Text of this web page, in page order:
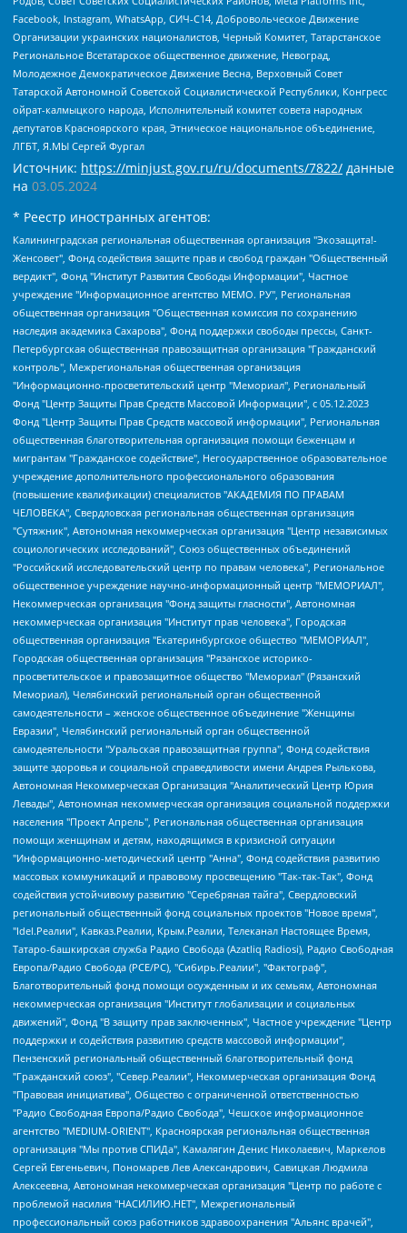
Facebook, Instagram, WhatsApp, СИЧ-С14, Добровольческое Движение
Организации украинских националистов, Черный Комитет, Татарстанское
Региональное Всетатарское общественное движение, Невоград,
Молодежное Демократическое Движение Весна, Верховный Совет
Татарской Автономной Советской Социалистической Республики, Конгресс
ойрат-калмыцкого народа, Исполнительный комитет совета народных
депутатов Красноярского края, Этническое национальное объединение,
ЛГБТ, Я.МЫ Сергей Фургал
Источник: https://minjust.gov.ru/ru/documents/7822/ данные
на 03.05.2024
* Реестр иностранных агентов:
Калининградская региональная общественная организация "Экозащита!-Женсовет", Фонд содействия защите прав и свобод граждан "Общественный вердикт", Фонд "Институт Развития Свободы Информации", Частное учреждение "Информационное агентство МЕМО. РУ", Региональная общественная организация "Общественная комиссия по сохранению наследия академика Сахарова", Фонд поддержки свободы прессы, Санкт-Петербургская общественная правозащитная организация "Гражданский контроль", Межрегиональная общественная организация "Информационно-просветительский центр "Мемориал", Региональный Фонд "Центр Защиты Прав Средств Массовой Информации", с 05.12.2023 Фонд "Центр Защиты Прав Средств массовой информации", Региональная общественная благотворительная организация помощи беженцам и мигрантам "Гражданское содействие", Негосударственное образовательное учреждение дополнительного профессионального образования (повышение квалификации) специалистов "АКАДЕМИЯ ПО ПРАВАМ ЧЕЛОВЕКА", Свердловская региональная общественная организация "Сутяжник", Автономная некоммерческая организация "Центр независимых социологических исследований", Союз общественных объединений "Российский исследовательский центр по правам человека", Региональное общественное учреждение научно-информационный центр "МЕМОРИАЛ", Некоммерческая организация "Фонд защиты гласности", Автономная некоммерческая организация "Институт прав человека", Городская общественная организация "Екатеринбургское общество "МЕМОРИАЛ", Городская общественная организация "Рязанское историко-просветительское и правозащитное общество "Мемориал" (Рязанский Мемориал), Челябинский региональный орган общественной самодеятельности – женское общественное объединение "Женщины Евразии", Челябинский региональный орган общественной самодеятельности "Уральская правозащитная группа", Фонд содействия защите здоровья и социальной справедливости имени Андрея Рылькова, Автономная Некоммерческая Организация "Аналитический Центр Юрия Левады", Автономная некоммерческая организация социальной поддержки населения "Проект Апрель", Региональная общественная организация помощи женщинам и детям, находящимся в кризисной ситуации "Информационно-методический центр "Анна", Фонд содействия развитию массовых коммуникаций и правовому просвещению "Так-так-Так", Фонд содействия устойчивому развитию "Серебряная тайга", Свердловский региональный общественный фонд социальных проектов "Новое время", "Idel.Реалии", Кавказ.Реалии, Крым.Реалии, Телеканал Настоящее Время, Татаро-башкирская служба Радио Свобода (Azatliq Radiosi), Радио Свободная Европа/Радио Свобода (PCE/PC), "Сибирь.Реалии", "Фактограф", Благотворительный фонд помощи осужденным и их семьям, Автономная некоммерческая организация "Институт глобализации и социальных движений", Фонд "В защиту прав заключенных", Частное учреждение "Центр поддержки и содействия развитию средств массовой информации", Пензенский региональный общественный благотворительный фонд "Гражданский союз", "Север.Реалии", Некоммерческая организация Фонд "Правовая инициатива", Общество с ограниченной ответственностью "Радио Свободная Европа/Радио Свобода", Чешское информационное агентство "MEDIUM-ORIENT", Красноярская региональная общественная организация "Мы против СПИДа", Камалягин Денис Николаевич, Маркелов Сергей Евгеньевич, Пономарев Лев Александрович, Савицкая Людмила Алексеевна, Автономная некоммерческая организация "Центр по работе с проблемой насилия "НАСИЛИЮ.НЕТ", Межрегиональный профессиональный союз работников здравоохранения "Альянс врачей", Юридическое лицо, зарегистрированное в Латвийской Республике, SIA "Medusa Project" (регистрационный номер 40103797863, дата регистрации 10.06.2014), Некоммерческая организация "Фонд по борьбе с коррупцией", Автономная некоммерческая организация "Институт права и публичной политики", Баданин Роман Сергеевич, Гликин Максим Александрович, Железнова Мария Михайловна, Лукьянова Юлия Сергеевна, Маетная Елизавета Витальевна, Маняхин Петр Борисович, Чуракова Ольга Владимировна, Ярош Юлия Петровна, Юридическое лицо "The Insider SIA", зарегистрированное в Риге, Латвийская Республика (дата регистрации 26.06.2015), являющееся администратором доменного имени интернет-издания "The Insider SIA", https://theins.ru, Постернак Алексей Евгеньевич, Рубин Михаил Аркадьевич, Анин Роман Александрович, Юридическое лицо Istories fonds, зарегистрированное в Латвийской Республике (регистрационный номер 50008295751, дата регистрации 24.02.2020), Великовский Дмитрий Александрович, Долинина Ирина Николаевна, Мароховская Алеся Алексеевна, Шлейнов Роман Юрьевич, Шмагун Олеся Валентиновна, Общество с ограниченной ответственностью "Альтаир 2021", Общество с ограниченной ответственностью "Вега 2021", Общество с ограниченной ответственностью "Главный редактор 2021", Общество с ограниченной ответственностью "Ромашки монолит", Важенков Артем Валерьевич, Ивановская областная общественная организация "Центр гендерных исследований", Гурман Юрий Альбертович, Медиапроект "ОВД-Инфо", Егоров Владимир Владимирович, Жилинский Владимир Александрович, Общество с ограниченной ответственностью "ЗП", Иванова София Юрьевна, Карезина Инна Павловна, Кильтау Екатерина Викторовна, Петров Алексей Викторович, Пискунов Сергей Евгеньевич, Смирнов Сергей Сергеевич, Тихонов Михаил Сергеевич, Общество с ограниченной ответственностью "ЖУРНАЛИСТ-ИНОСТРАННЫЙ АГЕНТ", Арапова Галина Юрьевна, Вольтская Татьяна Анатольевна, Американская компания "Mason G.E.S. Anonymous Foundation" (США), являющаяся владельцем интернет-издания https://mnews.world/, Компания "Stichting Bellingcat", зарегистрированная в Нидерландах (дата регистрации 11.07.2018), Захаров Андрей Вячеславович, Клепиковская Екатерина Дмитриевна, Общество с ограниченной ответственностью "МЕМО", Перл Роман Александрович, Симонов Евгений Алексеевич, Соловьева Елена Анатольевна, Сотников Даниил Владимирович, Сурначева Елизавета Дмитриевна, Автономная некоммерческая организация по защите прав человека и информированию населения "Якутия – Наше Мнение", Общество с ограниченной ответственностью "Москоу диджитал медиа", с 26.01.2023 Общество с ограниченной ответственностью "Чайка Белые сады", Ветошкина Валерия Валерьевна, Заговора Максим Александрович, Межрегиональное общественное движение "Российская ЛГБТ - сеть", Оленичев Максим Владимирович, Павлов Иван Юрьевич, Скворцова Елена Сергеевна, Общество с ограниченной ответственностью "Как бы инагент", Кочетков Игорь Викторович, Общество с ограниченной ответственностью "Честные выборы", Еланчик Олег Александрович, Общество с ограниченной ответственностью "Нобелевский призыв", Гималова Регина Эмилевна, Григорьев Андрей Валерьевич, Григорьева Алина Александровна, Ассоциация по содействию защите прав призывников, альтернативнослужащих и военнослужащих "Правозащитная группа "Гражданин.Армия.Право", Хисамова Регина Фаритовна, Автономная некоммерческая организация по реализации социально-правовых программ "Лилит", Дальневосточное общественное движение "Маяк", Санкт-Петербургская ЛГБТ-инициативная группа "Выход", Инициативная группа ЛГБТ+ "Реверс", Алексеев Андрей Викторович, Бекбулатова Таисия Львовна, Беляев Иван Михайлович, Владыкина Елена Сергеевна, Гельман Марат Александрович, Никульшина Вероника Юрьевна, Толоконникова Надежда Андреевна, Шендерович Виктор Анатольевич, Общество с ограниченной ответственностью "Данное сообщение", Общество с ограниченной ответственностью Издательский дом "Новая глава", Айнбиндер Александра Александровна, Московский комьюнити-центр для ЛГБТ+инициатив, Благотворительный фонд развития филантропии, Deutsche Welle (Германия, Kurt-Schumacher-Strasse 3, 53113 Bonn), Борзунова Мария Михайловна, Воробьев Виктор Викторович, Голубева Анна Львовна, Константинова Алла Михайловна, Малкова Ирина Владимировна, Мурадов Мурад Абдулгалимович, Осетинская Елизавета Николаевна, Понасенков Евгений Николаевич, Ганапольский Матвей Юрьевич, Киселев Евгений Алексеевич, Борухович Ирина Григорьевна, Дремин Иван Тимофеевич, Дубровский Дмитрий Викторович, Красноярская региональная общественная организация поддержки и развития альтернативных образовательных технологий и межкультурных коммуникаций "ИНТЕРРА", Маяковская Екатерина Алексеевна, Фейгин Марк Захарович, Филимонов Андрей Викторович, Дзугкоева Регина Николаевна, Доброхотов Роман Александрович, Дудь Юрий Александрович, Елкин Сергей Владимирович, Кругликов Кирилл Игоревич, Сабунаева Мария Леонидовна, Семенов Алексей Владимирович, Шаинян Карен Багратович, Шульман Екатерина Михайловна, Асафьев Артур Валерьевич, Вахштайн Виктор Семенович, Венедиктов Алексей Алексеевич, Лушникова Екатерина Евгеньевна, Волков Леонид Михайлович, Невзоров Александр Глебович, Пархоменко Сергей Борисович, Сироткин Ярослав Николаевич, Кара-Мурза Владимир Владимирович, Баранова Наталья Владимировна, Гозман Леонид Яковлевич, Кагарлицкий Борис Юльевич, Климарев Михаил Валерьевич, Милов Владимир Станиславович, Автономная некоммерческая организация Краснодарский центр современного искусства "Типография", Моргенштерн Алишер Тагирович, Соболь Любовь Эдуардовна, Общество с ограниченной ответственностью "ЛИЗА НОРМ", Каспаров Гарри Кимович, Ходорковский Михаил Борисович, Общество с ограниченной ответственностью "Апрельские тезисы", Данилович Ирина Брониславовна, Кашин Олег Владимирович, Петров Николай Владимирович, Пивоваров Алексей Владимирович, Соколов Михаил Владимирович, Цветкова Юлия Владимировна, Чичваркин Евгений Александрович, Комитет против пыток/Команда против пыток, Общество с ограниченной ответственностью "Первый научный", Общество с ограниченной ответственностью "Вертолет и ко", Белоцерковская Вероника Борисовна, Кац Максим Евгеньевич, Лазарева Татьяна Юрьевна, Шаведдинов Руслан Табризович, Яшин Илья Валерьевич, Общество с ограниченной ответственностью "Иноагент ААВ", Алешковский Дмитрий Петрович, Альбац Евгения Марковна, Быков Дмитрий Львович, Галямина Юлия Евгеньевна, Лойко Сергей Леонидович, Мартынов Кирилл Константинович, Медведев Сергей Александрович, Крашенинников Федор Геннадиевич, Гордеева Катерина Вл